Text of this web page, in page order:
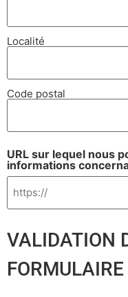
Localité
Code postal
URL sur lequel nous
informations
VALIDATION
FORMULAIRE